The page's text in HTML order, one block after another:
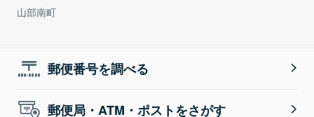
山部南町
郵便番号を調べる
郵便局・ATM・ポストをさがす